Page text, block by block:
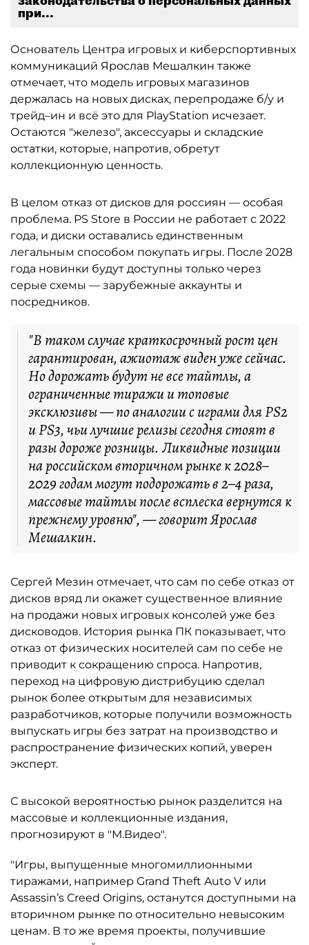
при...
Основатель Центра игровых и киберспортивных
коммуникаций Ярослав Мешалкин также
отмечает, что модель игровых магазинов
держалась на новых дисках, перепродаже б/у и
трейд–ин и всё это для PlayStation исчезает.
Остаются "железо", аксессуары и складские
остатки, которые, напротив, обретут
коллекционную ценность.
В целом отказ от дисков для россиян — особая
проблема. PS Store в России не работает с 2022
года, и диски оставались единственным
легальным способом покупать игры. После 2028
года новинки будут доступны только через
серые схемы — зарубежные аккаунты и
посредников.
"В таком случае краткосрочный рост цен
гарантирован, ажиотаж виден уже сейчас.
Но дорожать будут не все тайтлы, а
ограниченные тиражи и топовые
эксклюзивы — по аналогии с играми для PS2
и PS3, чьи лучшие релизы сегодня стоят в
разы дороже розницы. Ликвидные позиции
на российском вторичном рынке к 2028–
2029 годам могут подорожать в 2–4 раза,
массовые тайтлы после всплеска вернутся к
прежнему уровню", — говорит Ярослав
Мешалкин.
Сергей Мезин отмечает, что сам по себе отказ от
дисков вряд ли окажет существенное влияние
на продажи новых игровых консолей уже без
дисководов. История рынка ПК показывает, что
отказ от физических носителей сам по себе не
приводит к сокращению спроса. Напротив,
переход на цифровую дистрибуцию сделал
рынок более открытым для независимых
разработчиков, которые получили возможность
выпускать игры без затрат на производство и
распространение физических копий, уверен
эксперт.
С высокой вероятностью рынок разделится на
массовые и коллекционные издания,
прогнозируют в "М.Видео".
"Игры, выпущенные многомиллионными
тиражами, например Grand Theft Auto V или
Assassin’s Creed Origins, останутся доступными на
вторичном рынке по относительно невысоким
ценам. В то же время проекты, получившие